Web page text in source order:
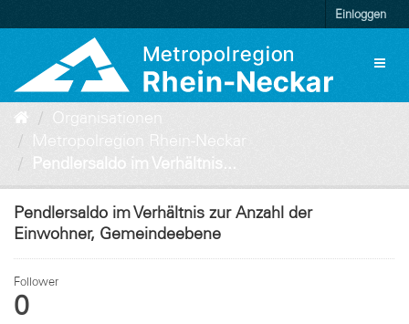
zum
Einloggen
Organisationen
Metropolregion Rhein-Neckar
Pendlersaldo im Verhältnis...
Pendlersaldo im Verhältnis zur Anzahl der
Einwohner, Gemeindeebene
Follower
0